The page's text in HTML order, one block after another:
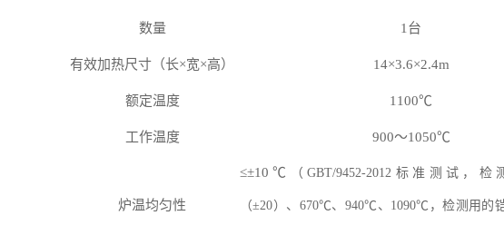
数量 1台
有效加热尺寸（长×宽×高） 14×3.6×2.4m
额定温度 1100℃
工作温度 900～1050℃
炉温均匀性
≤±10 ℃ （GBT/9452-2012 标准测试， 检
（±20）、 670℃、 940℃、 1090℃，检测用的